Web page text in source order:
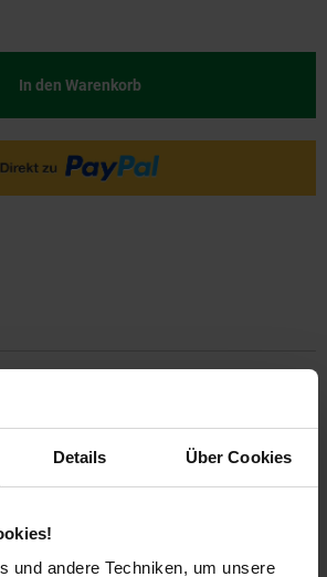
Details Über Cookies
und andere Techniken, um unsere
In den Warenkorb
Basis°Punkte:
24